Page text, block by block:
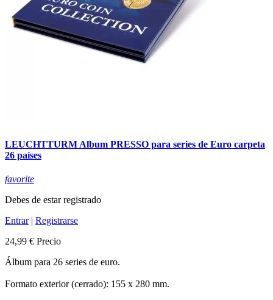
LEUCHTTURM Album PRESSO para series de Euro carpeta
26 países
favorite
Debes de estar registrado
Entrar| Registrarse
24,99 € Precio
Álbum para 26 series de euro.
Formato exterior (cerrado): 155 x 280 mm.